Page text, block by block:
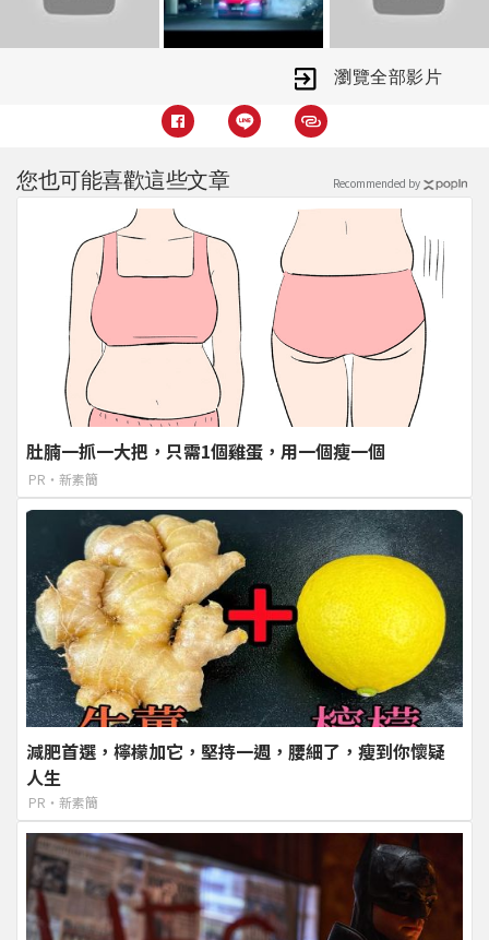
瀏覽全部影片
您也可能喜歡這些文章
肚腩一抓一大把，只需1個雞蛋，用一個瘦一個
PR・新素簡
減肥首選，檸檬加它，堅持一週，腰細了，瘦到你懷疑
人生
PR・新素簡
Recommended by